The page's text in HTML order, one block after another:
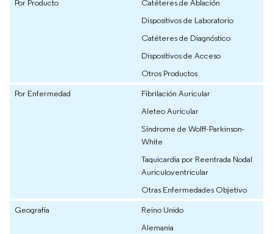
Por Producto
Catéteres de Ablación
Dispositivos de Laboratorio
Catéteres de Diagnóstico
Dispositivos de Acceso
Otros Productos
Por Enfermedad
Fibrilación Auricular
Aleteo Auricular
Síndrome de Wolff-Parkinson-
White
Taquicardia por Reentrada Nodal
Auriculoventricular
Otras Enfermedades Objetivo
Geografía
Reino Unido
Alemania